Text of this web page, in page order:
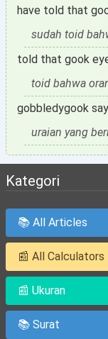
have told that
sudah toid
told that gook
toid bahwa
gobbledygook
uraian yang
Kategori
📚 All Articles
📰 All Calculators
📰 Ukuran
📚 Surat